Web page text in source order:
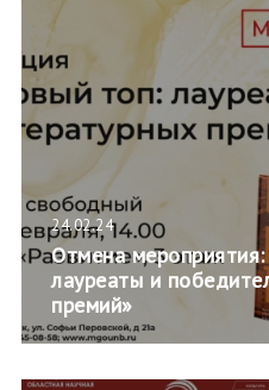
24.02.24
Отмена
лауреаты и
премий»